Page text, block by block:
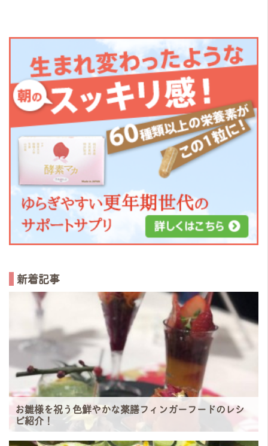
新着記事
お雛様を祝う色鮮やかな薬膳フィンガーフードのレシ
ピ紹介！